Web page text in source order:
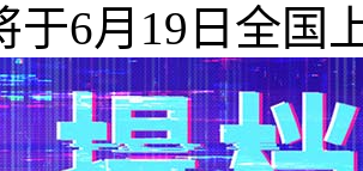
于6月19日全国